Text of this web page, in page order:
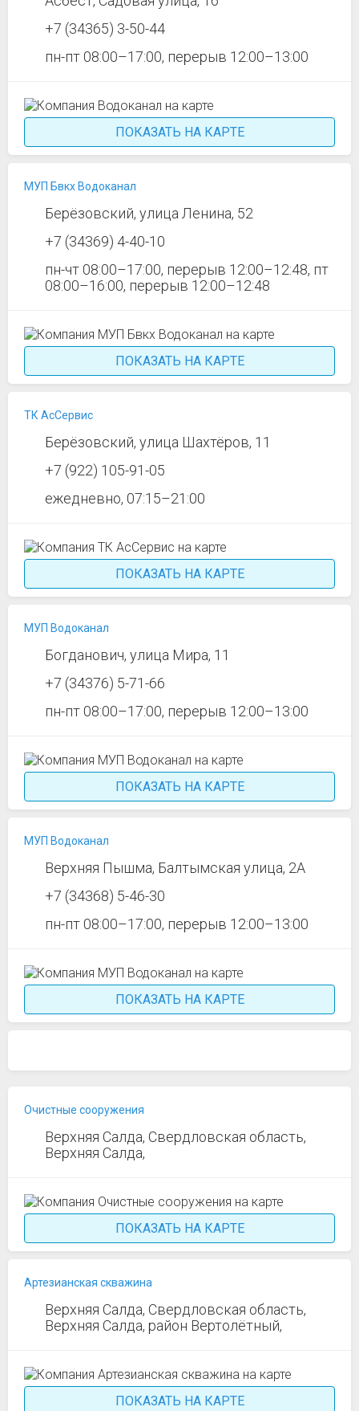
+7 (34365) 3-50-44
пн-пт 08:00–17:00, перерыв 12:00–13:00
ПОКАЗАТЬ НА КАРТЕ
МУП Бвкх Водоканал
Берёзовский, улица Ленина, 52
+7 (34369) 4-40-10
пн-чт 08:00–17:00, перерыв 12:00–12:48, пт
08:00–16:00, перерыв 12:00–12:48
ПОКАЗАТЬ НА КАРТЕ
ТК АсСервис
Берёзовский, улица Шахтёров, 11
+7 (922) 105-91-05
ежедневно, 07:15–21:00
ПОКАЗАТЬ НА КАРТЕ
МУП Водоканал
Богданович, улица Мира, 11
+7 (34376) 5-71-66
пн-пт 08:00–17:00, перерыв 12:00–13:00
ПОКАЗАТЬ НА КАРТЕ
МУП Водоканал
Верхняя Пышма, Балтымская улица, 2А
+7 (34368) 5-46-30
пн-пт 08:00–17:00, перерыв 12:00–13:00
ПОКАЗАТЬ НА КАРТЕ
Очистные сооружения
Верхняя Салда, Свердловская область,
Верхняя Салда,
ПОКАЗАТЬ НА КАРТЕ
Артезианская скважина
Верхняя Салда, Свердловская область,
Верхняя Салда, район Вертолётный,
ПОКАЗАТЬ НА КАРТЕ